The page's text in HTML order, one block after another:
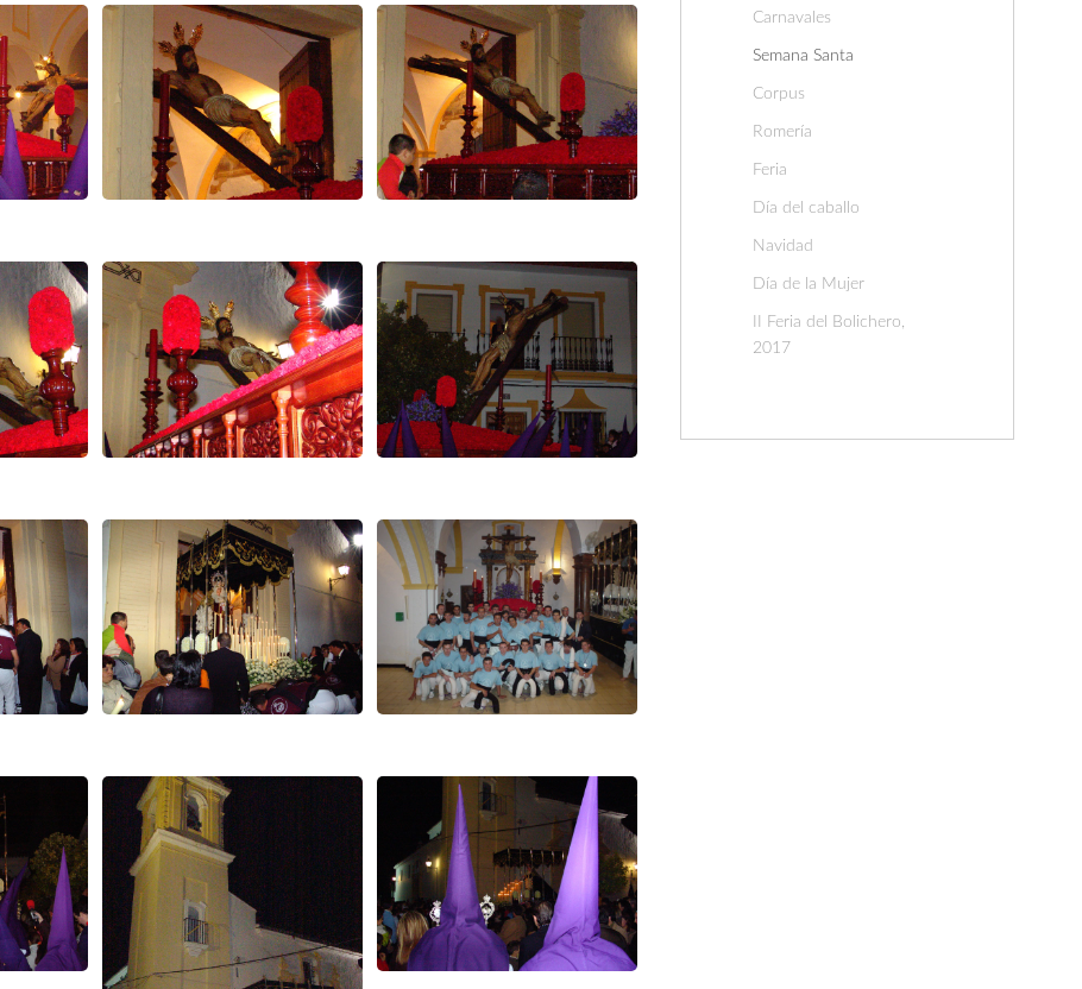
Carnavales
Semana Santa
Corpus
Romería
Feria
Día del caballo
Navidad
Día de la Mujer
II Feria del Bolichero,
2017